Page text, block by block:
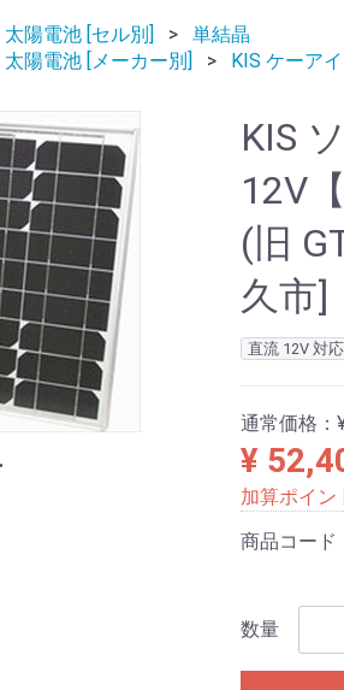
太陽電池 [セル別]
単結晶
太陽電池 [メーカー別] KIS ケーア
KIS
12V
(旧
久市]
直流 12V 対応
通常価格：
¥
加算ポイン
商品コー
数量